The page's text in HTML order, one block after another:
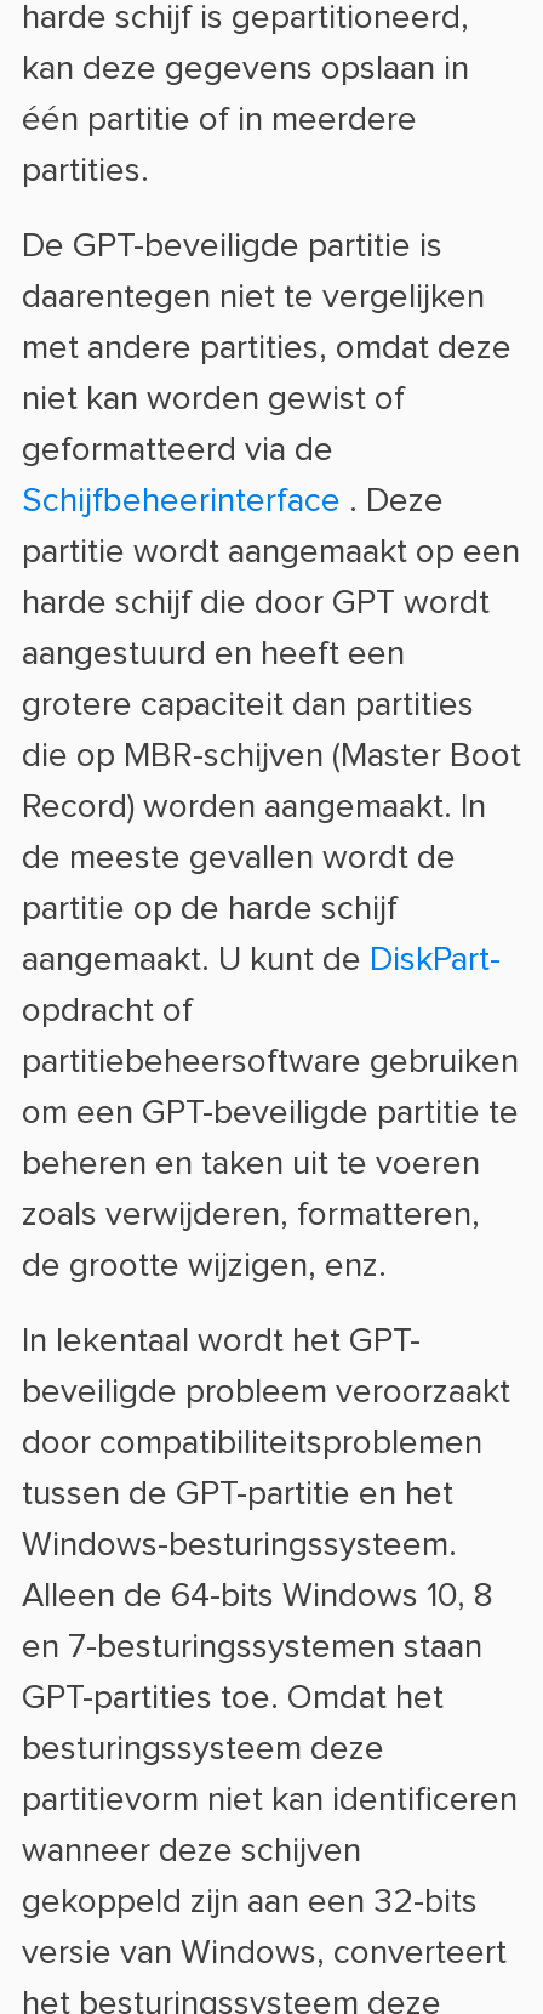
harde schijf is gepartitioneerd,
kan deze gegevens opslaan in
één partitie of in meerdere
partities.
De GPT-beveiligde partitie is
daarentegen niet te vergelijken
met andere partities, omdat deze
niet kan worden gewist of
geformatteerd via de
Schijfbeheerinterface . Deze
partitie wordt aangemaakt op een
harde schijf die door GPT wordt
aangestuurd en heeft een
grotere capaciteit dan partities
die op MBR-schijven (Master Boot
Record) worden aangemaakt. In
de meeste gevallen wordt de
partitie op de harde schijf
aangemaakt. U kunt de DiskPart-
opdracht of
partitiebeheersoftware gebruiken
om een GPT-beveiligde partitie te
beheren en taken uit te voeren
zoals verwijderen, formatteren,
de grootte wijzigen, enz.
In lekentaal wordt het GPT-
beveiligde probleem veroorzaakt
door compatibiliteitsproblemen
tussen de GPT-partitie en het
Windows-besturingssysteem.
Alleen de 64-bits Windows 10, 8
en 7-besturingssystemen staan
GPT-partities toe. Omdat het
besturingssysteem deze
partitievorm niet kan identificeren
wanneer deze schijven
gekoppeld zijn aan een 32-bits
versie van Windows, converteert
het besturingssysteem deze